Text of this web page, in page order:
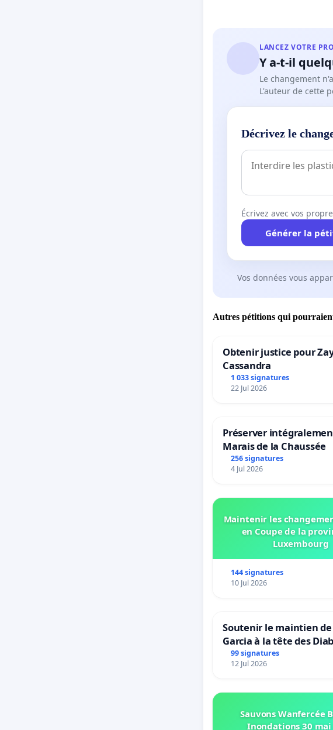
LANCEZ VOTRE
Y a-t-il
Le changement
L'auteur de cette
Décrivez le
Écrivez avec vos
Générer la
Vos données vous
Autres pétitions qui
Obtenir justice pour
Cassandra
1 033 signatures
22 Jul 2026
Préserver
Marais de la Chaussée
256 signatures
4 Jul 2026
Maintenir les
en Coupe de la
Luxembourg
144 signatures
10 Jul 2026
Soutenir le maintien de
Garcia à la tête des
Rouges |Teken voor
van Rudi Garcia als
99 signatures
12 Jul 2026
Sauvons Wanfercée
Inondations 30 mai